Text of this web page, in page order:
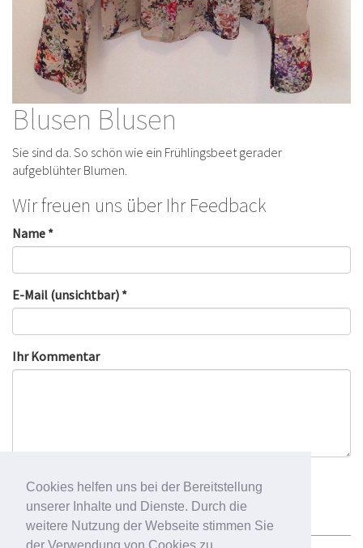
Cookies helfen uns bei der Bereitstellung
unserer Inhalte und Dienste. Durch die
weitere Nutzung der Webseite stimmen Sie
der Verwendung von Cookies zu.
Blusen Blusen
Sie sind da. So schön wie ein Frühlingsbeet gerader
aufgeblühter Blumen.
Wir freuen uns über Ihr Feedback
Name *
E-Mail (unsichtbar) *
Ihr Kommentar